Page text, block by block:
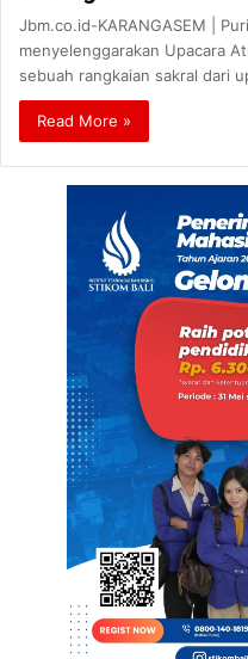
Jbm.co.id-KARANGASEM |
menyelenggarakan Upacara
sebuah rangkaian sakral dari
Read More »